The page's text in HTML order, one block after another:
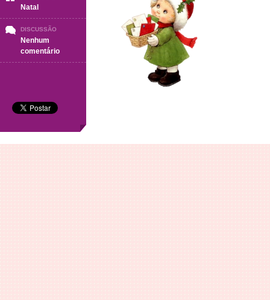
Natal
DISCUSSÃO
Nenhum
comentárioem
Natal